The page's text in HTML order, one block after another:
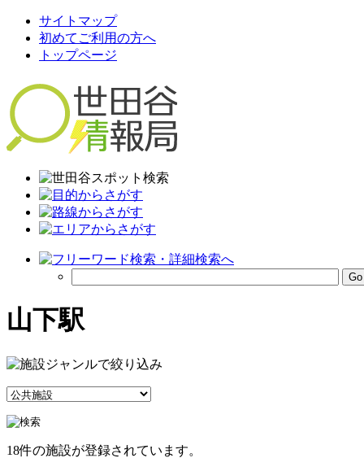
サイトマップ
初めてご利用の方へ
トップページ
山下駅
18件の施設が登録されています。